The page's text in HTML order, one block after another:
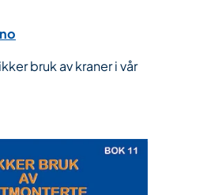
bruk av kraner i vår